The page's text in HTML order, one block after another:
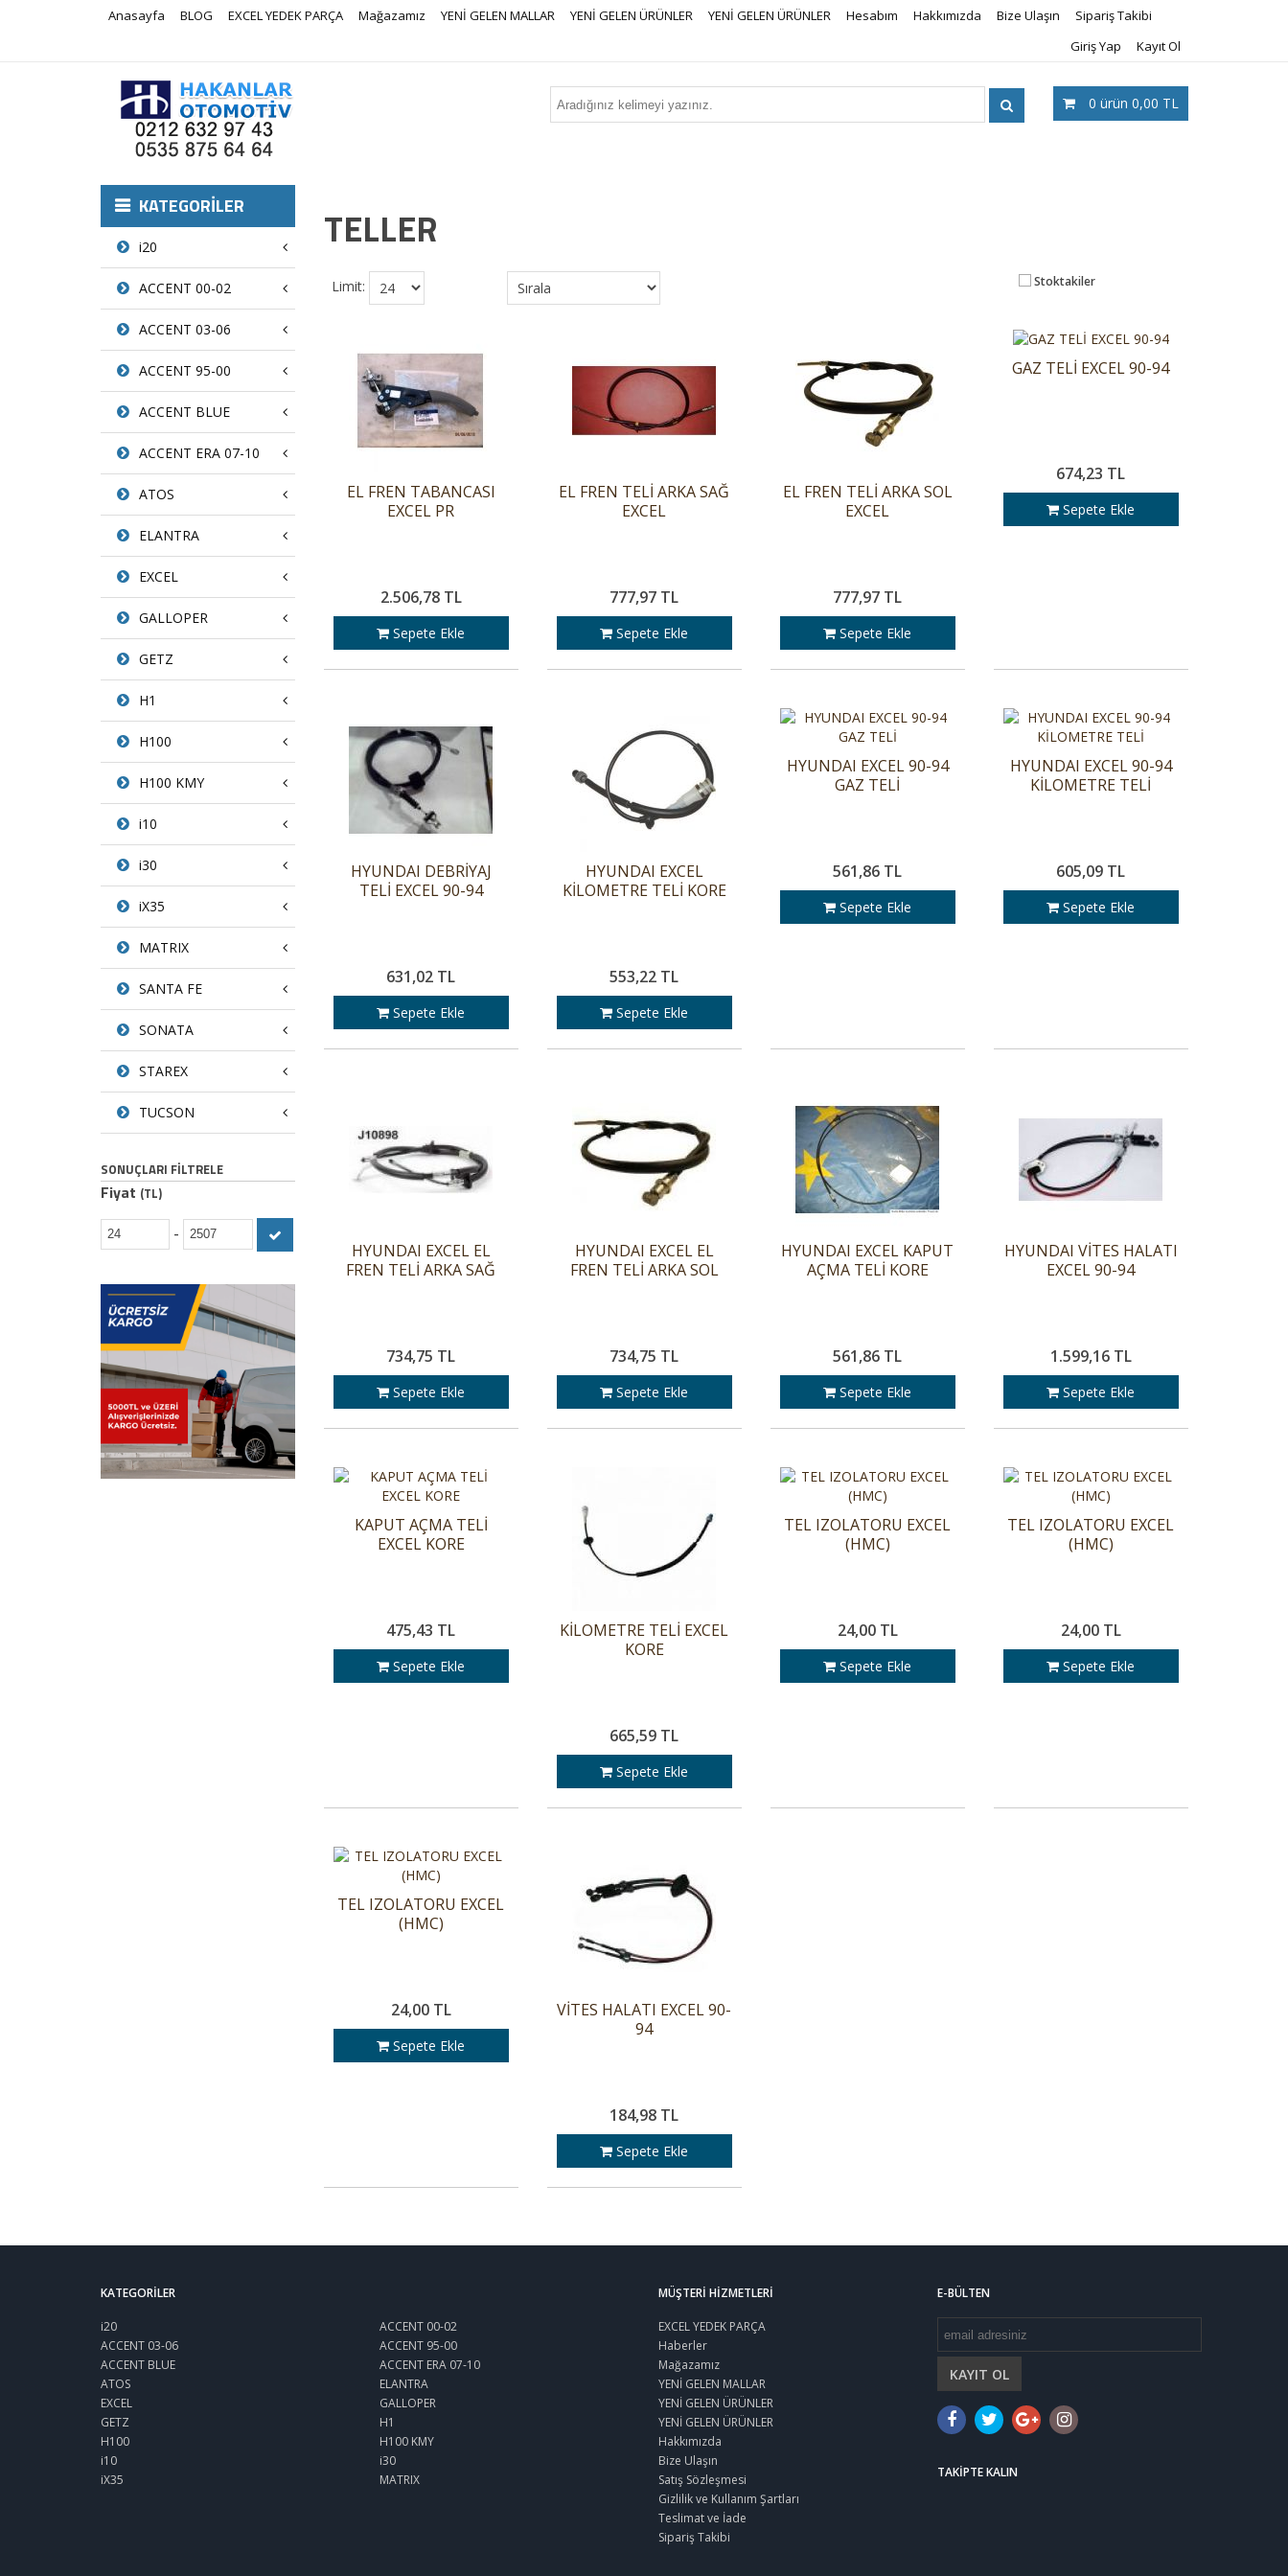
Anasayfa BLOG EXCEL YEDEK PARÇA Mağazamız YENİ GELEN MALLAR YENİ GELEN ÜRÜNLER YENİ GELEN ÜRÜNLER Hesabım Hakkımızda Bize Ulaşın
Sipariş Takibi
Giriş Yap
Kayıt Ol
0 ürün 0,00 TL
KATEGORILER
i20
ACCENT 00-02
ACCENT 03-06
ACCENT 95-00
ACCENT BLUE
ACCENT ERA 07-10
ATOS
ELANTRA
EXCEL
GALLOPER
GETZ
H1
H100
H100 KMY
i10
i30
iX35
MATRIX
SANTA FE
SONATA
STAREX
TUCSON
SONUÇLARI FILTRELE
Fiyat (TL)
-
TELLER
Limit: Stoktakiler
EL FREN TABANCASI
EXCEL PR
2.506,78 TL
Sepete Ekle
EL FREN TELİ ARKA SAĞ
EXCEL
777,97 TL
Sepete Ekle
EL FREN TELİ ARKA SOL
EXCEL
777,97 TL
Sepete Ekle
GAZ TELİ EXCEL 90-94
674,23 TL
Sepete Ekle
HYUNDAI DEBRİYAJ
TELİ EXCEL 90-94
631,02 TL
Sepete Ekle
HYUNDAI EXCEL
KİLOMETRE TELİ KORE
553,22 TL
Sepete Ekle
HYUNDAI EXCEL 90-94
GAZ TELİ
561,86 TL
Sepete Ekle
HYUNDAI EXCEL 90-94
KİLOMETRE TELİ
605,09 TL
Sepete Ekle
HYUNDAI EXCEL EL
FREN TELİ ARKA SAĞ
734,75 TL
Sepete Ekle
HYUNDAI EXCEL EL
FREN TELİ ARKA SOL
734,75 TL
Sepete Ekle
HYUNDAI EXCEL KAPUT
AÇMA TELİ KORE
561,86 TL
Sepete Ekle
HYUNDAI VİTES HALATI
EXCEL 90-94
1.599,16 TL
Sepete Ekle
KAPUT AÇMA TELİ
EXCEL KORE
475,43 TL
Sepete Ekle
KİLOMETRE TELİ EXCEL
KORE
665,59 TL
Sepete Ekle
TEL IZOLATORU EXCEL
(HMC)
24,00 TL
Sepete Ekle
TEL IZOLATORU EXCEL
(HMC)
24,00 TL
Sepete Ekle
TEL IZOLATORU EXCEL
(HMC)
24,00 TL
Sepete Ekle
VİTES HALATI EXCEL 90-
94
184,98 TL
Sepete Ekle
KATEGORILER
i20
ACCENT 00-02
ACCENT 03-06
ACCENT 95-00
ACCENT BLUE
ACCENT ERA 07-10
ATOS
ELANTRA
EXCEL
GALLOPER
GETZ
H1
H100
H100 KMY
i10
i30
iX35
MATRIX
MÜŞTERI HIZMETLERI
EXCEL YEDEK PARÇA
Haberler
Mağazamız
YENİ GELEN MALLAR
YENİ GELEN ÜRÜNLER
YENİ GELEN ÜRÜNLER
Hakkımızda
Bize Ulaşın
Satış Sözleşmesi
Gizlilik ve Kullanım Şartları
Teslimat ve İade
Sipariş Takibi
E-BÜLTEN
KAYIT OL
TAKIPTE KALIN